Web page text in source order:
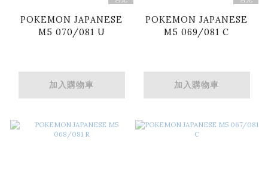
POKEMON JAPANESE
M5 070/081 U
加入購物車
POKEMON JAPANESE
M5 069/081 C
加入購物車